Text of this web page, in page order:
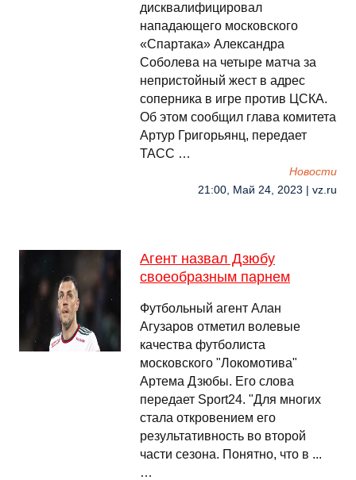
дисквалифицировал
нападающего московского
«Спартака» Александра
Соболева на четыре матча за
непристойный жест в адрес
соперника в игре против ЦСКА.
Об этом сообщил глава комитета
Артур Григорьянц, передает
ТАСС …
Новости
21:00, Май 24, 2023 | vz.ru
Агент назвал Дзюбу
своеобразным парнем
Футбольный агент Алан
Агузаров отметил волевые
качества футболиста
московского "Локомотива"
Артема Дзюбы. Его слова
передает Sport24. "Для многих
стала откровением его
результативность во второй
части сезона. Понятно, что в ...
…